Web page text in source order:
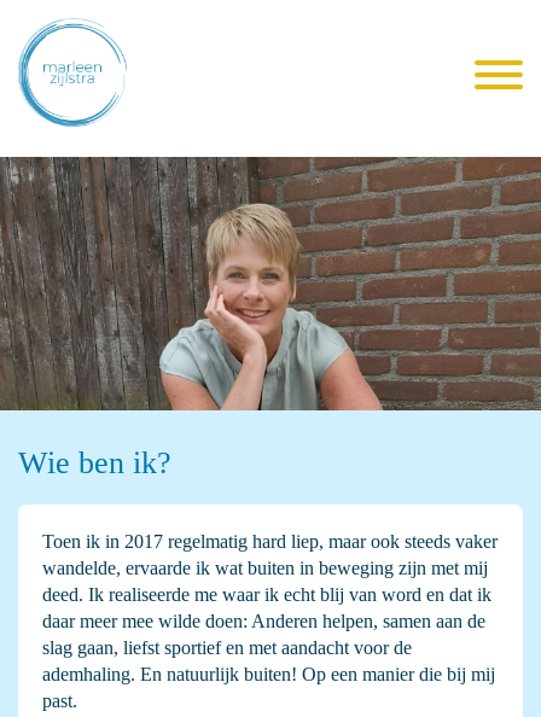
Wie ben ik?
Toen ik in 2017 regelmatig hard liep, maar ook steeds vaker
wandelde, ervaarde ik wat buiten in beweging zijn met mij
deed. Ik realiseerde me waar ik echt blij van word en dat ik
daar meer mee wilde doen: Anderen helpen, samen aan de
slag gaan, liefst sportief en met aandacht voor de
ademhaling. En natuurlijk buiten! Op een manier die bij mij
past.